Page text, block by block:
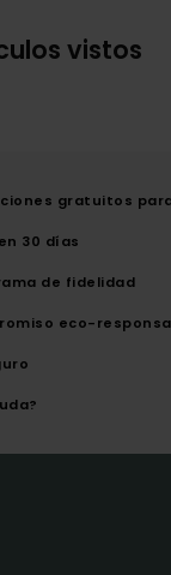
vistos
gratuitos
30 días
de fidelidad
eco-